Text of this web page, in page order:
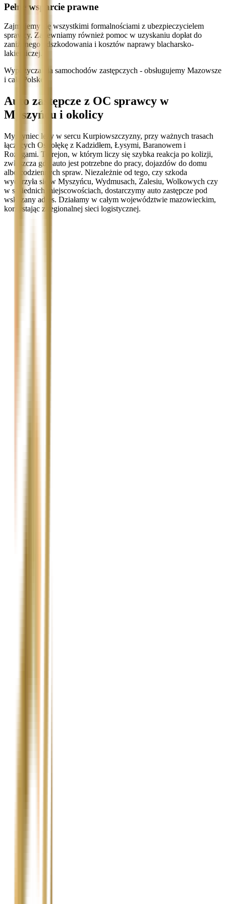
Pełne wsparcie prawne
Zajmujemy się wszystkimi formalnościami z ubezpieczycielem
sprawcy. Zapewniamy również pomoc w uzyskaniu dopłat do
zaniżonego odszkodowania i kosztów naprawy blacharsko-
lakierniczej.
Wypożyczalnia samochodów zastępczych - obsługujemy Mazowsze
i całą Polskę
Auto zastępcze z OC sprawcy w
Myszyńcu i okolicy
Myszyniec leży w sercu Kurpiowszczyzny, przy ważnych trasach
łączących Ostrołękę z Kadzidłem, Łysymi, Baranowem i
Rozogami. To rejon, w którym liczy się szybka reakcja po kolizji,
zwłaszcza gdy auto jest potrzebne do pracy, dojazdów do domu
albo codziennych spraw. Niezależnie od tego, czy szkoda
wydarzyła się w Myszyńcu, Wydmusach, Zalesiu, Wolkowych czy
w sąsiednich miejscowościach, dostarczymy auto zastępcze pod
wskazany adres. Działamy w całym województwie mazowieckim,
korzystając z regionalnej sieci logistycznej.